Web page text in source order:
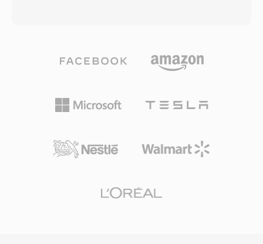
güçlü hata gizleme yer alır. Fiziksel medya veya
üst düzey akış için surround ses içeriğiyle
oturma odasına kanıtlanmış bir yol sunar.
akışları ile granül tabanlı arama desteği sunan
OGA&#039;nın bir avantajı birlikte
çalışabilirliğidir: .oga uzantısıyla karşılaşan
ses oynatma için optimize edebilir, bu da daha
kodekleri tamamen açık kaynak ve telifsiz